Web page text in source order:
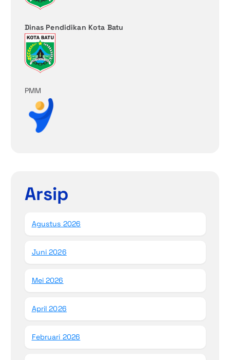
Dinas Pendidikan Kota Batu
PMM
Arsip
Agustus 2026
Juni 2026
Mei 2026
April 2026
Februari 2026